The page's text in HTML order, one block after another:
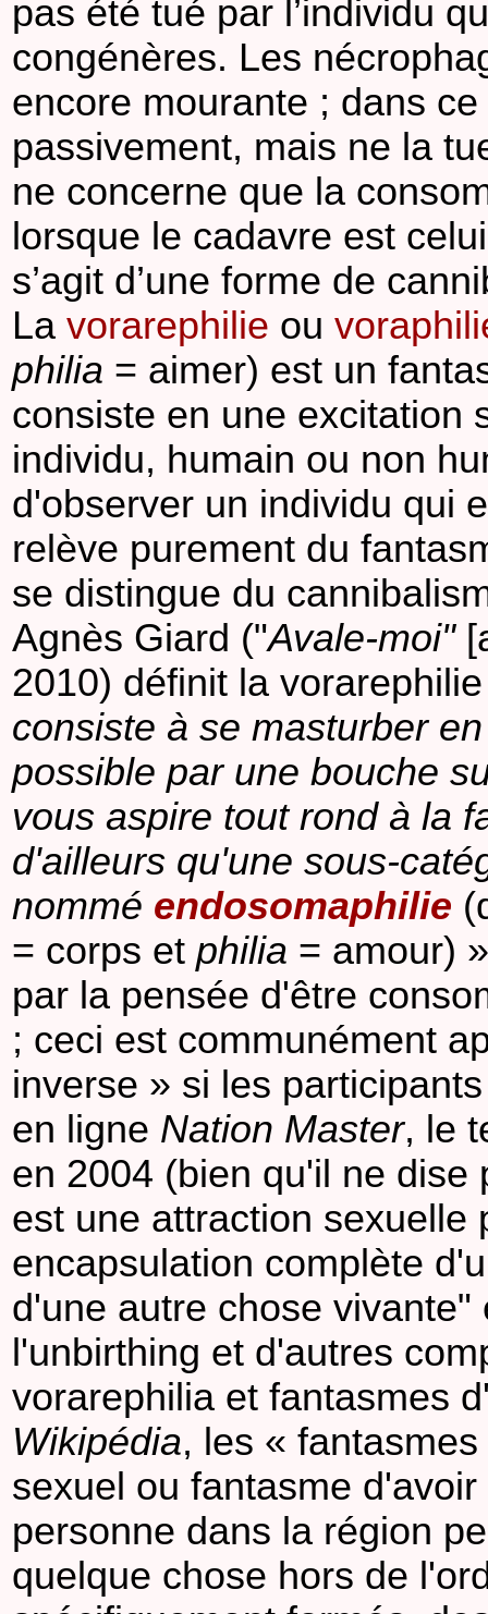
pas été tué par l’individu
congénères. Les
encore mourante ; dans
passivement, mais ne la
ne concerne que la
lorsque le cadavre est
s’agit d’une forme de
La vorarephilie ou
philia = aimer) est un
consiste en une excitation
individu, humain ou non
d'observer un individu qui
relève purement du
se distingue du
Agnès Giard ("Avale-moi"
2010) définit la
consiste à se masturber
possible par une bouche
vous aspire tout rond à la
d'ailleurs qu'une sous-
nommé endosomaphilie
= corps et philia = amour)
par la pensée d'être
; ceci est communément
inverse » si les
en ligne Nation Master, le
en 2004 (bien qu'il ne dise
est une attraction sexuelle
encapsulation complète
d'une autre chose
l'unbirthing et d'autres
vorarephilia et fantasmes
Wikipédia, les «
sexuel ou fantasme
personne dans la région
quelque chose hors de